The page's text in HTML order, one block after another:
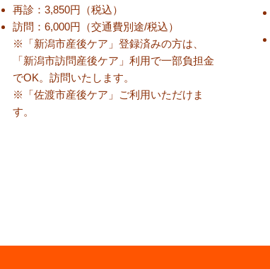
再診：3,850円（税込）
訪問：6,000円（交通費別途/税込）
※「新潟市産後ケア」登録済みの方は、
「新潟市訪問産後ケア」利用で一部負担金
でOK。訪問いたします。
​※「佐渡市産後ケア」ご利用いただけま
す。